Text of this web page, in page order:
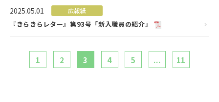
2025.05.01 広報紙
『きらきらレター』第93号「新入職員の紹介」
1 2 3 4 5 ... 11